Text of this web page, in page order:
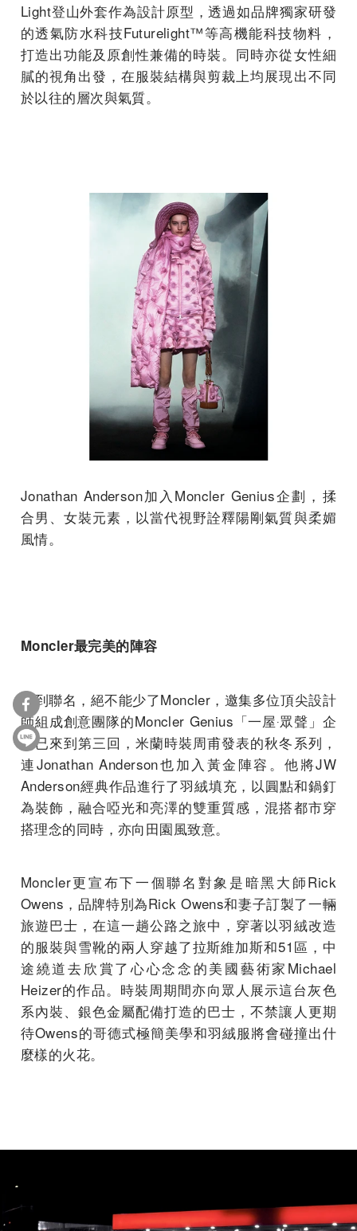
Light登山外套作為設計原型，透過如品牌獨家研發
的透氣防水科技Futurelight™等高機能科技物料，
打造出功能及原創性兼備的時裝。同時亦從女性細
膩的視角出發，在服裝結構與剪裁上均展現出不同
於以往的層次與氣質。
Jonathan Anderson加入Moncler Genius企劃，揉
合男、女裝元素，以當代視野詮釋陽剛氣質與柔媚
風情。
Moncler最完美的陣容
提到聯名，絕不能少了Moncler，邀集多位頂尖設計
師組成創意團隊的Moncler Genius「一屋‧眾聲」企
劃已來到第三回，米蘭時裝周甫發表的秋冬系列，
連Jonathan Anderson也加入黃金陣容。他將JW
Anderson經典作品進行了羽絨填充，以圓點和鍋釘
為裝飾，融合啞光和亮澤的雙重質感，混搭都市穿
搭理念的同時，亦向田園風致意。
Moncler更宣布下一個聯名對象是暗黑大師Rick
Owens，品牌特別為Rick Owens和妻子訂製了一輛
旅遊巴士，在這一趟公路之旅中，穿著以羽絨改造
的服裝與雪靴的兩人穿越了拉斯維加斯和51區，中
途繞道去欣賞了心心念念的美國藝術家Michael
Heizer的作品。時裝周期間亦向眾人展示這台灰色
系內裝、銀色金屬配備打造的巴士，不禁讓人更期
待Owens的哥德式極簡美學和羽絨服將會碰撞出什
麼樣的火花。